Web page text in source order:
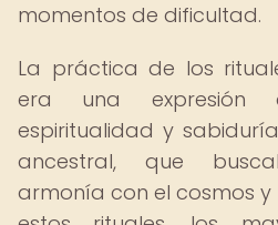
momentos de dificultad.
La práctica de los
era una expresión
espiritualidad y
ancestral, que
armonía con el cosmos y